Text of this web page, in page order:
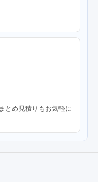
とめ見積りもお気軽に